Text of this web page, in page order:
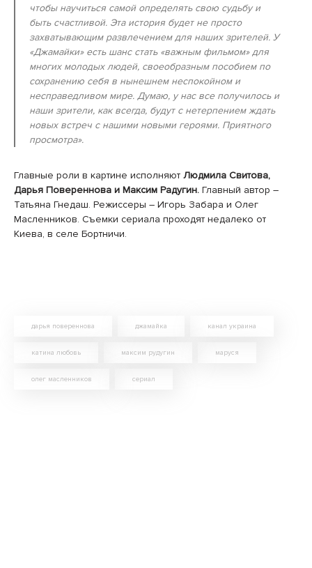
чтобы научиться самой определять свою судьбу и
быть счастливой. Эта история будет не просто
захватывающим развлечением для наших зрителей. У
«Джамайки» есть шанс стать «важным фильмом» для
многих молодых людей, своеобразным пособием по
сохранению себя в нынешнем неспокойном и
несправедливом мире. Думаю, у нас все получилось и
наши зрители, как всегда, будут с нетерпением ждать
новых встреч с нашими новыми героями. Приятного
просмотра».
Главные роли в картине исполняют Людмила Свитова,
Дарья Повереннова и Максим Радугин. Главный автор –
Татьяна Гнедаш. Режиссеры – Игорь Забара и Олег
Масленников. Съемки сериала проходят недалеко от
Киева, в селе Бортничи.
дарья повереннова джамайка канал украина
катина любовь максим рудугин маруся
олег масленников сериал